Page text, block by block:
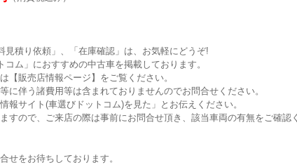
見積り依頼」、「在庫確認」は、お気軽にどうぞ!
ム」におすすめの中古車を掲載しております。
【販売店情報ページ】をご覧ください。
に伴う諸費用等は含まれておりませんのでお問合せください。
報サイト(車選びドットコム)を見た」とお伝えください。
すので、ご来店の際は事前にお問合せ頂き、該当車両の有無をご確認
せをお待ちしております。